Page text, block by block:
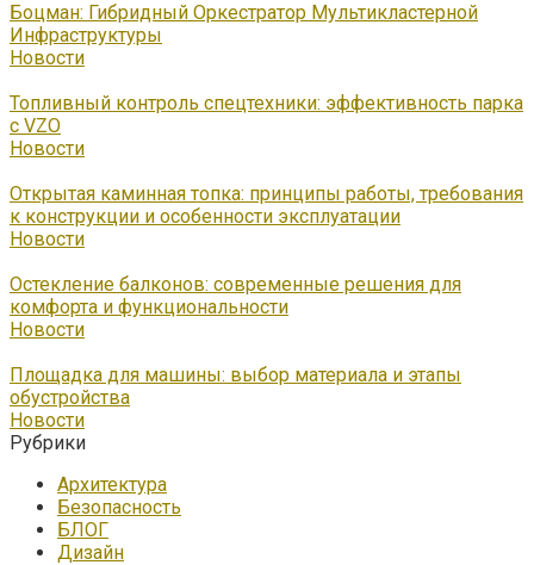
Боцман: Гибридный Оркестратор Мультикластерной
Инфраструктуры
Новости
Топливный контроль спецтехники: эффективность парка
с VZO
Новости
Открытая каминная топка: принципы работы, требования
к конструкции и особенности эксплуатации
Новости
Остекление балконов: современные решения для
комфорта и функциональности
Новости
Площадка для машины: выбор материала и этапы
обустройства
Новости
Рубрики
Архитектура
Безопасность
БЛОГ
Дизайн